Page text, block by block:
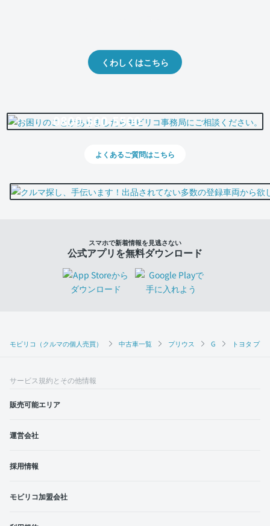
モビリコ（クルマの個人売買） 中古車一覧 プリウス G トヨタ プ
くわしくはこちら
0800-500-5500
よくあるご質問はこちら
スマホで新着情報を見逃さない
公式アプリを無料ダウンロード
サービス規約とその他情報
販売可能エリア
運営会社
採用情報
モビリコ加盟会社